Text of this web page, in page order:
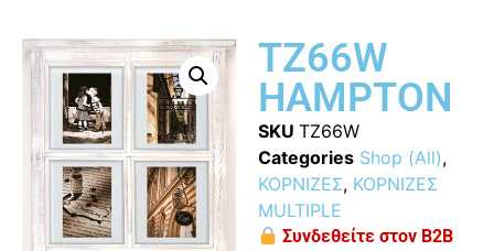
TZ66W
HAMPTON
SKU TZ66W
Categories Shop (All),
ΚΟΡΝΙΖΕΣ, ΚΟΡΝΙΖΕΣ
MULTIPLE
Συνδεθείτε στον B2B